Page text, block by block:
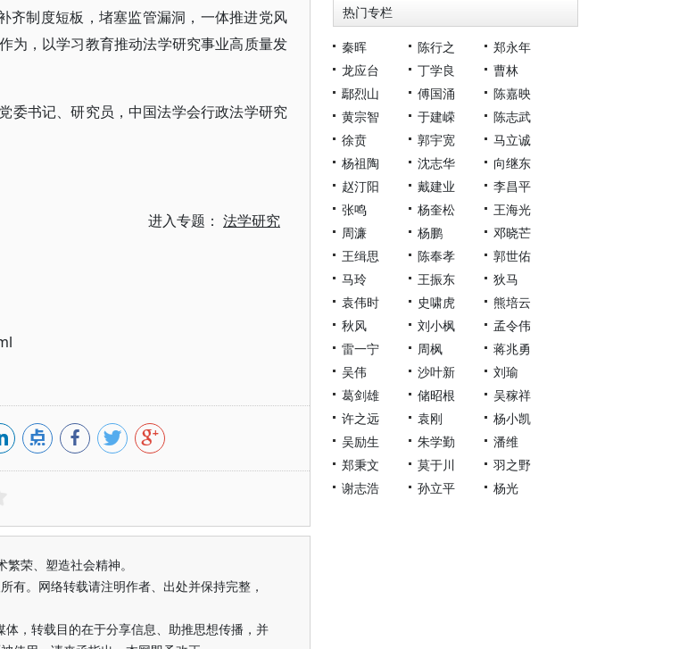
齐制度短板，堵塞监管漏洞，一体推进党风
为，以学习教育推动法学研究事业高质量发
委书记、研究员，中国法学会行政法学研究
进入专题： 法学研究
荣、塑造社会精神。
有。网络转载请注明作者、出处并保持完整，
体，转载目的在于分享信息、助推思想传播，并
热门专栏
秦晖 陈行之
郑永年
龙应台
丁学良
曹林
鄢烈山
傅国涌
陈嘉映
黄宗智
于建嵘
陈志武
徐贲
郭宇宽
马立诚
杨祖陶
沈志华
向继东
赵汀阳
戴建业
李昌平
张鸣
杨奎松
王海光
周濂
杨鹏
邓晓芒
王缉思
陈奉孝
郭世佑
马玲
王振东
狄马
袁伟时
史啸虎
熊培云
秋风
刘小枫
孟令伟
雷一宁
周枫
蒋兆勇
吴伟
沙叶新
刘瑜
葛剑雄
储昭根
吴稼祥
许之远
袁刚
杨小凯
吴励生
朱学勤
潘维
郑秉文
莫于川
羽之野
谢志浩
孙立平 杨光